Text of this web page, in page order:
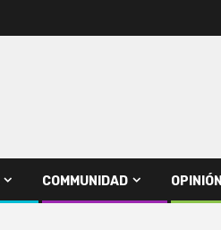
COMMUNIDAD OPINIÓN